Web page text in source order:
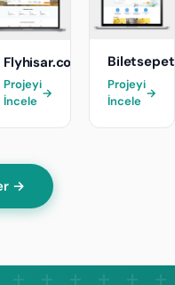
Flyhisar.com
Projeyi
İncele
→
Projeyi
İncele
→
→